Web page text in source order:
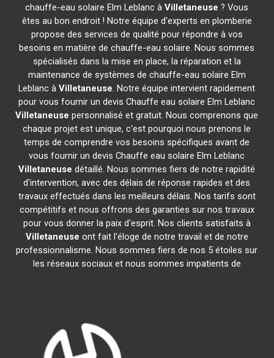
chauffe-eau solaire Elm Leblanc àVilletaneuse ? Vous
êtes au bon endroit ! Notre équipe d'experts en plomberie
propose des services de qualité pour répondre à vos
besoins en matière de chauffe-eau solaire. Nous sommes
spécialisés dans la mise en place, la réparation et la
maintenance de systèmes de chauffe-eau solaire Elm
Leblanc àVilletaneuse. Notre équipe intervient rapidement
pour vous fournir un devis Chauffe eau solaire Elm Leblanc
Villetaneuse personnalisé et gratuit. Nous comprenons que
chaque projet est unique, c'est pourquoi nous prenons le
temps de comprendre vos besoins spécifiques avant de
vous fournir un devis Chauffe eau solaire Elm Leblanc
Villetaneuse détaillé. Nous sommes fiers de notre rapidité
d'intervention, avec des délais de réponse rapides et des
travaux effectués dans les meilleurs délais. Nos tarifs sont
compétitifs et nous offrons des garanties sur nos travaux
pour vous donner la paix d'esprit. Nos clients satisfaits à
Villetaneuse ont fait l'éloge de notre travail et de notre
professionnalisme. Nous sommes fiers de nos 5 étoiles sur
les réseaux sociaux et nous sommes impatients de